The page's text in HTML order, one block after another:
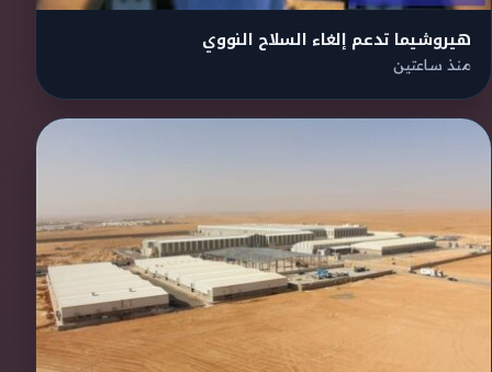
هيروشيما تدعم إلغاء السلاح النووي
منذ ساعتين